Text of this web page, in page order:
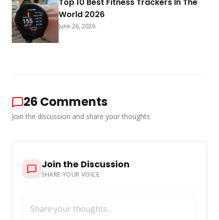
World 2026
June 26, 2026
26 Comments
Join the discussion and share your thoughts
Join the Discussion
SHARE YOUR VOICE